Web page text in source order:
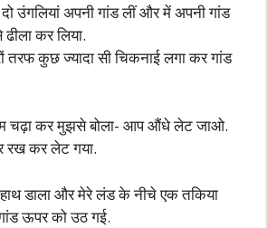
उंगलियां अपनी गांड लीं और में अपनी गांड
कर लिया.
तरफ कुछ ज्यादा सी चिकनाई लगा कर गांड
चढ़ा कर मुझसे बोला- आप औंधे लेट जाओ.
रख कर लेट गया.
डाला और मेरे लंड के नीचे एक तकिया
ऊपर को उठ गई.